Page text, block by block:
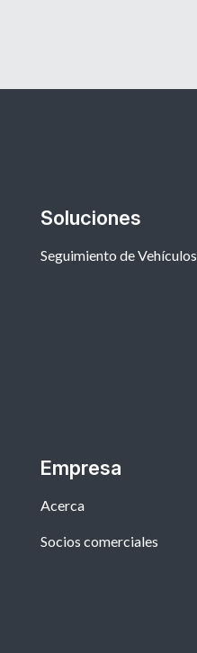
Soluciones
Seguimiento de Vehículos
Empresa
Acerca
Socios comerciales